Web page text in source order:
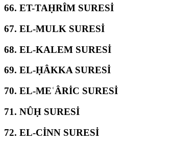
66. ET-TAḤRÎM SURESİ
67. EL-MULK SURESİ
68. EL-KALEM SURESİ
69. EL-ḤÂKKA SURESİ
70. EL-MEʿÂRİC SURESİ
71. NÛḤ SURESİ
72. EL-CİNN SURESİ